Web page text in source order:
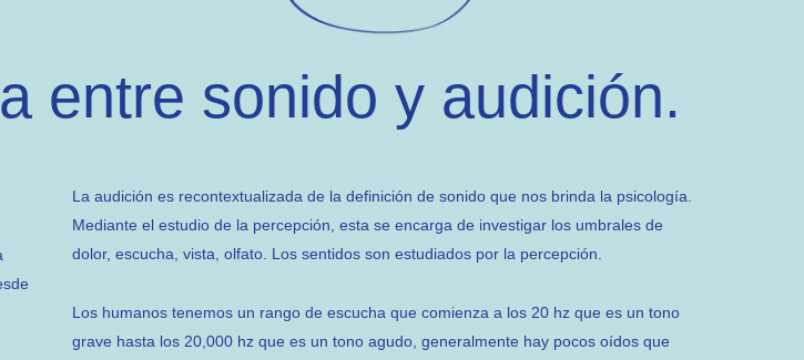
entre sonido y audición.
La audición es recontextualizada de la definición de sonido que nos brinda la psicología.
Mediante el estudio de la percepción, esta se encarga de investigar los umbrales de
dolor, escucha, vista, olfato. Los sentidos son estudiados por la percepción.
Los humanos tenemos un rango de escucha que comienza a los 20 hz que es un tono
grave hasta los 20,000 hz que es un tono agudo, generalmente hay pocos oídos que